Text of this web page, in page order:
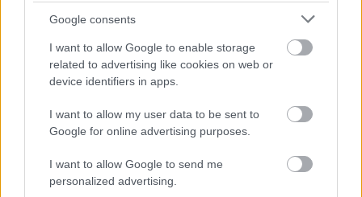
Google consents
I want to allow Google to enable storage
related to advertising like cookies on web or
device identifiers in apps.
I want to allow my user data to be sent to
Google for online advertising purposes.
I want to allow Google to send me
personalized advertising.
karaktere, az újjászületett inkvizíció vezetője
Unmute Loaded:
21.02%
Rövidesen átfogó betekintést kapunk a Dragon Age: The
Veilguard játékmenetébe, ám előtte az BioWare még
kapcsolatban. A szóban forgó alkotás, illetve a stúdió
közösségimédia-felületeink érdeklődő rajongok számos